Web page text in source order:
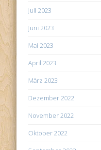
Juli 2023
Juni 2023
Mai 2023
April 2023
März 2023
Dezember 2022
November 2022
Oktober 2022